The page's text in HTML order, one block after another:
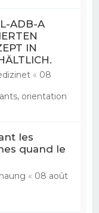
ADB-A
IN
« 08
orientation
les
quand le
« 08 août